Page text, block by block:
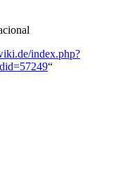
index.php?
“